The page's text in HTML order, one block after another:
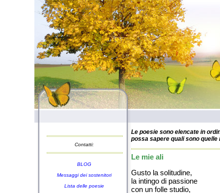
Contatti:
BLOG
Messaggi dei sostenitori
Lista delle poesie
Le poesie sono elencate in
possa sapere quali sono
Le mie ali
Gusto la solitudine,
la intingo di passione
con un folle studio,